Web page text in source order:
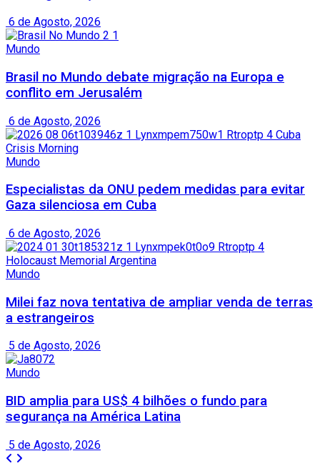
6 de Agosto, 2026
Mundo
Brasil no Mundo debate migração na Europa e
conflito em Jerusalém
6 de Agosto, 2026
Mundo
Especialistas da ONU pedem medidas para evitar
Gaza silenciosa em Cuba
6 de Agosto, 2026
Mundo
Milei faz nova tentativa de ampliar venda de terras
a estrangeiros
5 de Agosto, 2026
Mundo
BID amplia para US$ 4 bilhões o fundo para
segurança na América Latina
5 de Agosto, 2026